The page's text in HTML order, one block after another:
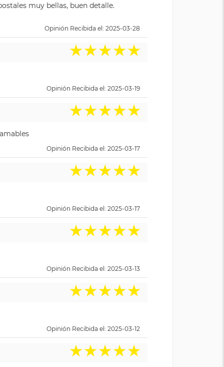
muy bellas, buen detalle.
Opinión Recibida el: 2025-03-28
★★★★★
Opinión Recibida el: 2025-03-19
★★★★★
Opinión Recibida el: 2025-03-17
★★★★★
Opinión Recibida el: 2025-03-17
★★★★★
Opinión Recibida el: 2025-03-13
★★★★★
Opinión Recibida el: 2025-03-12
★★★★★